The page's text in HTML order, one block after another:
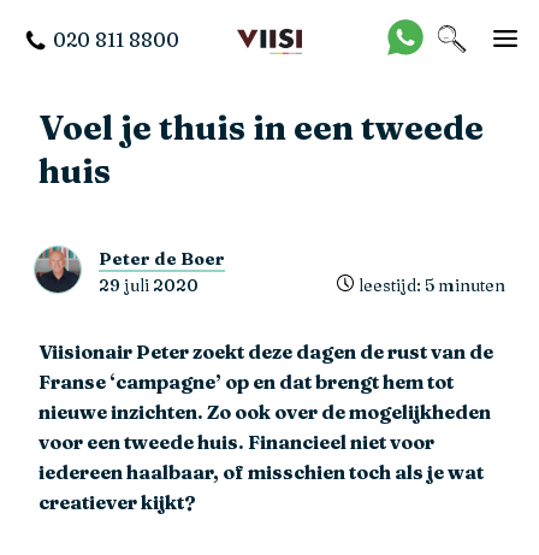
020 811 8800
Voel je thuis in een tweede
huis
Peter de Boer
29 juli 2020
leestijd: 5 minuten
Viisionair Peter zoekt deze dagen de rust van de
Franse ‘campagne’ op en dat brengt hem tot
nieuwe inzichten. Zo ook over de mogelijkheden
voor een tweede huis. Financieel niet voor
iedereen haalbaar, of misschien toch als je wat
creatiever kijkt?